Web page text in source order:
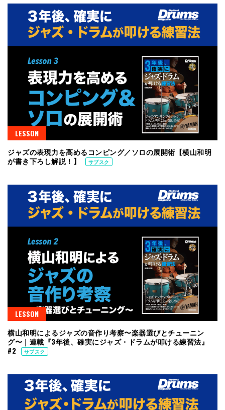
LESSON
ジャズの表現力を高めるコンピング／ソロの展開術【横山和明
が書き下ろし解説！】
サブスク
LESSON
横山和明によるジャズの音作り考察〜楽器選びとチューニン
グ〜｜連載『3年後、確実にジャズ・ドラムが叩ける練習法』
#2
サブスク